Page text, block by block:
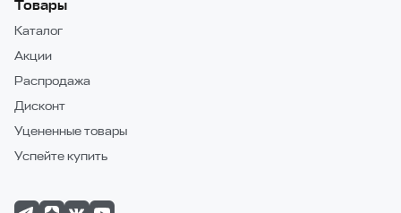
Товары
Каталог
Акции
Распродажа
Дисконт
Уцененные товары
Успейте купить